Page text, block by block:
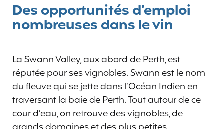
Des opportunités d’emploi
nombreuses dans le vin
La Swann Valley, aux abord de Perth, est
réputée pour ses vignobles. Swann est le nom
du fleuve qui se jette dans l’Océan Indien en
traversant la baie de Perth. Tout autour de ce
cour d’eau, on retrouve des vignobles, de